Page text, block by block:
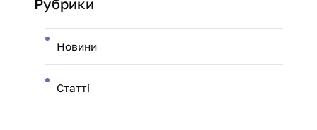
Рубрики
Новини
Статті